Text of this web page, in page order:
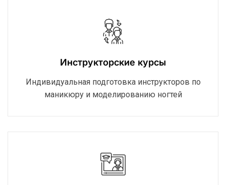
Инструкторские курсы
Индивидуальная подготовка инструкторов по
маникюру и моделированию ногтей